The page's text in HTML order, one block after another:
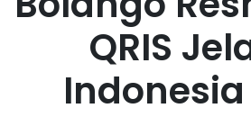
QRIS